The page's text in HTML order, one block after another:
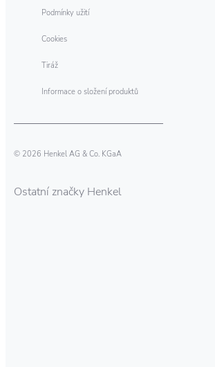
Podmínky užití
Cookies
Tiráž
Informace o složení produktů
© 2026 Henkel AG & Co. KGaA
Ostatní značky Henkel